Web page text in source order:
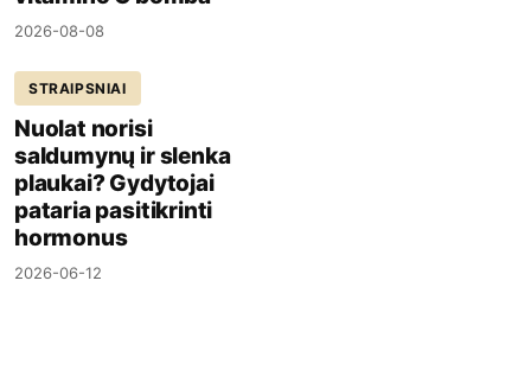
2026-08-08
STRAIPSNIAI
Nuolat norisi
saldumynų ir slenka
plaukai? Gydytojai
pataria pasitikrinti
hormonus
2026-06-12